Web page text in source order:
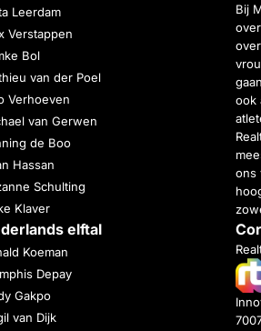
Leerdam
Verstappen
Bol
van der Poel
Verhoeven
van Gerwen
de Boo
Hassan
Schulting
Klaver
elftal
Koeman
Depay
Gakpo
van Dijk
Bij
ook
ons